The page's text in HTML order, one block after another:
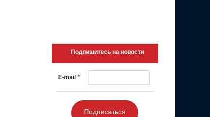
Подпишитесь на новости
E-mail *
Подписаться